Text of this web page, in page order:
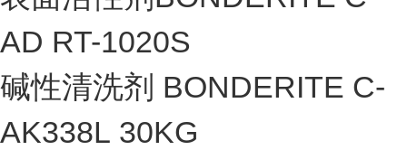
AD RT-1020S
碱性清洗剂 BONDERITE C-
AK338L 30KG